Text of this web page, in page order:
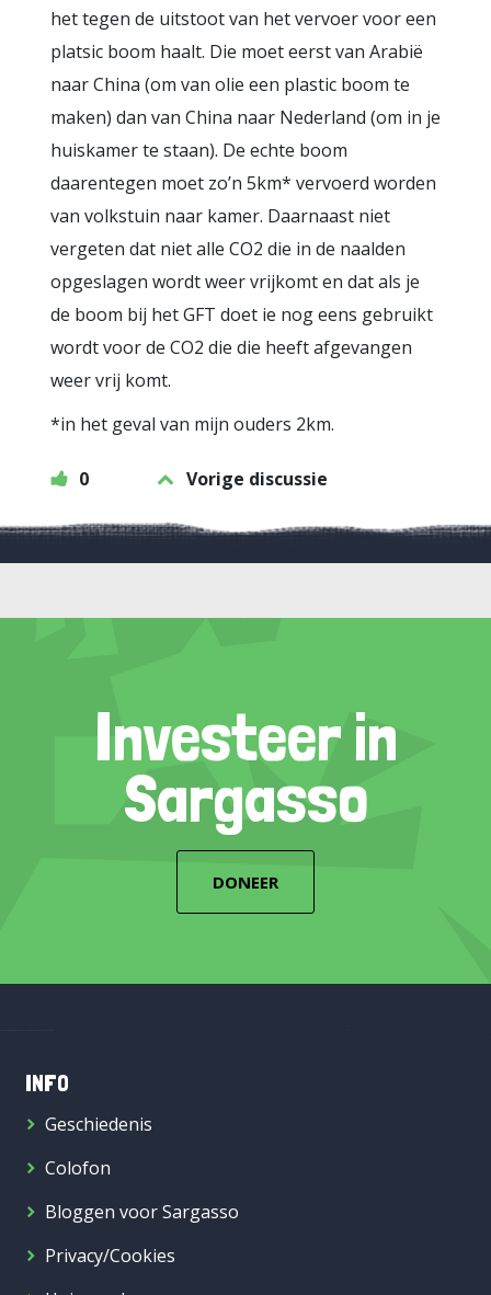
het tegen de uitstoot van het vervoer voor een
platsic boom haalt. Die moet eerst van Arabië
naar China (om van olie een plastic boom te
maken) dan van China naar Nederland (om in je
huiskamer te staan). De echte boom
daarentegen moet zo’n 5km* vervoerd worden
van volkstuin naar kamer. Daarnaast niet
vergeten dat niet alle CO2 die in de naalden
opgeslagen wordt weer vrijkomt en dat als je
de boom bij het GFT doet ie nog eens gebruikt
wordt voor de CO2 die die heeft afgevangen
weer vrij komt.
*in het geval van mijn ouders 2km.
0 Vorige discussie
Investeer in
Sargasso
DONEER
INFO
Geschiedenis
Colofon
Bloggen voor Sargasso
Privacy/Cookies